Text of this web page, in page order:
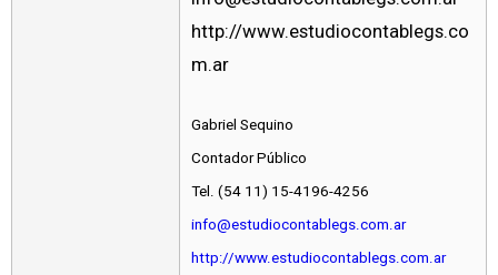
http://www.estudiocontablegs.co
m.ar
Gabriel Sequino
Contador Público
Tel. (54 11) 15-4196-4256
info@estudiocontablegs.com.ar
http://www.estudiocontablegs.com.ar